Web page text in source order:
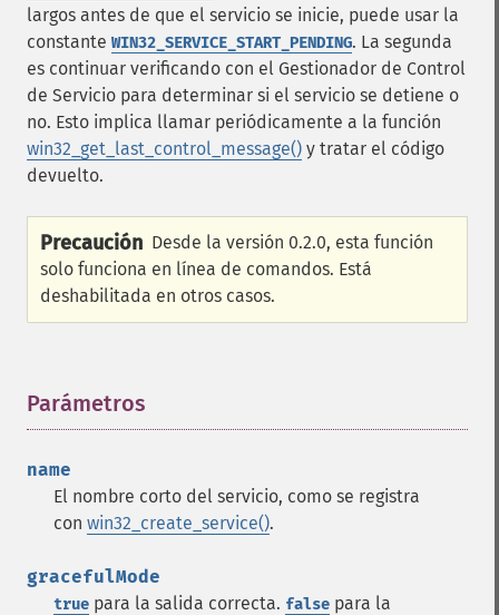
largos antes de que el servicio se inicie, puede usar la
constante WIN32_SERVICE_START_PENDING. La segunda
es continuar verificando con el Gestionador de Control
de Servicio para determinar si el servicio se detiene o
no. Esto implica llamar periódicamente a la función
win32_get_last_control_message() y tratar el código
devuelto.
Precaución Desde la versión 0.2.0, esta función
solo funciona en línea de comandos. Está
deshabilitada en otros casos.
Parámetros
name
El nombre corto del servicio, como se registra
con win32_create_service().
gracefulMode
true para la salida correcta. false para la